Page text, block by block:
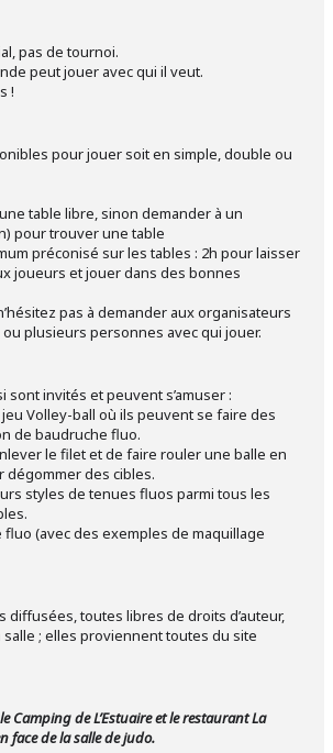
pas de tournoi.
peut jouer avec qui il veut.
!
pour jouer soit en simple, double ou
table libre, sinon demander à un
pour trouver une table
préconisé sur les tables : 2h pour laisser
joueurs et jouer dans des bonnes
pas à demander aux organisateurs
plusieurs personnes avec qui jouer.
sont invités et peuvent s’amuser :
Volley-ball où ils peuvent se faire des
de baudruche fluo.
le filet et de faire rouler une balle en
des cibles.
styles de tenues fluos parmi tous les
fluo (avec des exemples de maquillage
diffusées, toutes libres de droits d’auteur,
; elles proviennent toutes du site
Camping de L’Estuaire et le restaurant La
face de la salle de judo.